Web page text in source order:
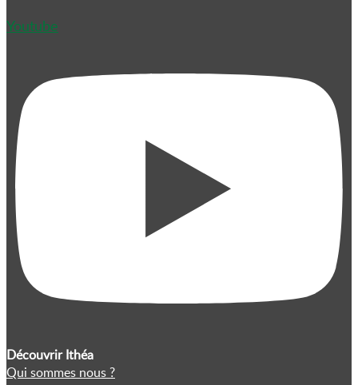
Youtube
Découvrir Ithéa
Qui sommes nous ?